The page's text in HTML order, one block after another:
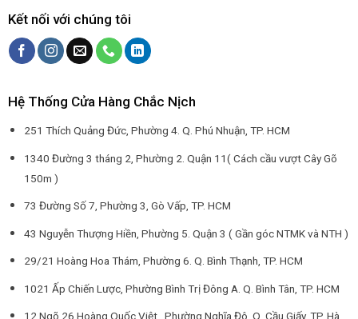
Kết nối với chúng tôi
Hệ Thống Cửa Hàng Chắc Nịch
251 Thích Quảng Đức, Phường 4. Q. Phú Nhuận, TP. HCM
1340 Đường 3 tháng 2, Phường 2. Quận 11( Cách cầu vượt Cây Gõ
150m )
73 Đường Số 7, Phường 3, Gò Vấp, TP. HCM
43 Nguyễn Thượng Hiền, Phường 5. Quận 3 ( Gần góc NTMK và NTH )
29/21 Hoàng Hoa Thám, Phường 6. Q. Bình Thạnh, TP. HCM
1021 Ấp Chiến Lược, Phường Bình Trị Đông A. Q. Bình Tân, TP. HCM
12 Ngõ 26 Hoàng Quốc Việt , Phường Nghĩa Đô. Q. Cầu Giấy, TP. Hà